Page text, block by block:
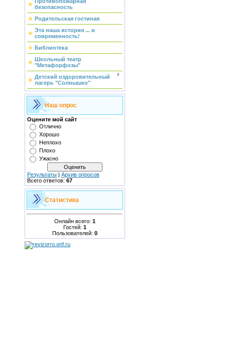
безопасность
Родительская гостиная
Эта наша история ... и
современность!
Библиотека
Школьный театр
"Метафорфозы"
Детский оздоровительный
лагерь "Солнышко"
Наш опрос
Оцените мой сайт
Отлично
Хорошо
Неплохо
Плохо
Ужасно
Результаты | Архив опросов
Всего ответов: 67
Статистика
Онлайн всего: 1
Гостей: 1
Пользователей: 0